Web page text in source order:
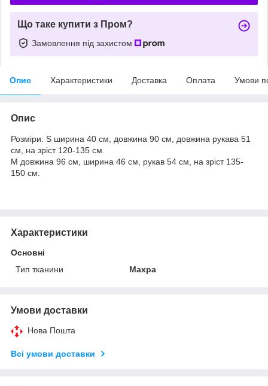
Що таке купити з Пром?
Замовлення під захистом
Опис Характеристики Доставка Оплата Умови
Опис
Розміри: S ширина 40 см, довжина 90 см, довжина рукава 51
см, на зріст 120-135 см.
М довжина 96 см, ширина 46 см, рукав 54 см, на зріст 135-
150 см.
Характеристики
Основні
Тип тканини
Махра
Умови доставки
Нова Пошта
Всі умови доставки